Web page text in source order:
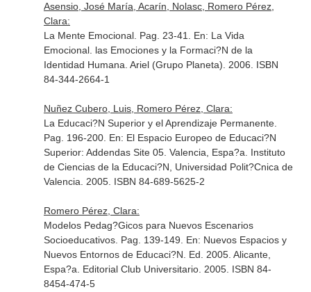
Asensio, José María, Acarín, Nolasc, Romero Pérez,
Clara:
La Mente Emocional. Pag. 23-41. En: La Vida
Emocional. las Emociones y la Formaci?N de la
Identidad Humana . Ariel (Grupo Planeta). 2006. ISBN
84-344-2664-1
Nuñez Cubero, Luis, Romero Pérez, Clara:
La Educaci?N Superior y el Aprendizaje Permanente.
Pag. 196-200. En: El Espacio Europeo de Educaci?N
Superior: Addendas Site 05. Valencia, Espa?a. Instituto
de Ciencias de la Educaci?N, Universidad Polit?Cnica de
Valencia. 2005. ISBN 84-689-5625-2
Romero Pérez, Clara:
Modelos Pedag?Gicos para Nuevos Escenarios
Socioeducativos. Pag. 139-149. En: Nuevos Espacios y
Nuevos Entornos de Educaci?N . Ed. 2005. Alicante,
Espa?a. Editorial Club Universitario. 2005. ISBN 84-
8454-474-5